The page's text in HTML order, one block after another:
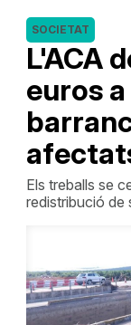
L'ACA
euros
SOCIETAT
Els treballs se
redistribució de